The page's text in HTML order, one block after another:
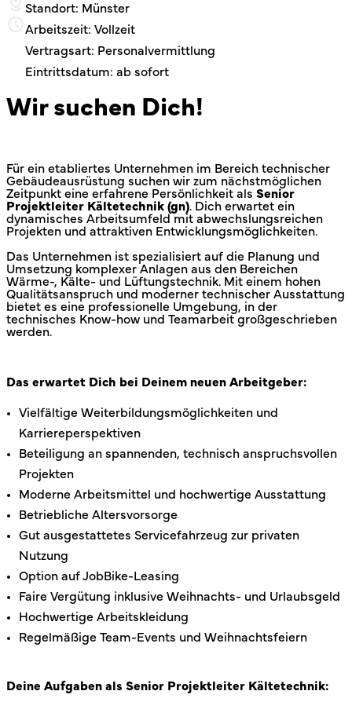
Standort: Münster
Arbeitszeit: Vollzeit
Vertragsart: Personalvermittlung
Eintrittsdatum: ab sofort
Wir suchen Dich!
Für ein etabliertes Unternehmen im Bereich technischer
Gebäudeausrüstung suchen wir zum nächstmöglichen
Zeitpunkt eine erfahrene Persönlichkeit als Senior
Projektleiter Kältetechnik (gn). Dich erwartet ein
dynamisches Arbeitsumfeld mit abwechslungsreichen
Projekten und attraktiven Entwicklungsmöglichkeiten.
Das Unternehmen ist spezialisiert auf die Planung und
Umsetzung komplexer Anlagen aus den Bereichen
Wärme-, Kälte- und Lüftungstechnik. Mit einem hohen
Qualitätsanspruch und moderner technischer Ausstattung
bietet es eine professionelle Umgebung, in der
technisches Know-how und Teamarbeit großgeschrieben
werden.
Das erwartet Dich bei Deinem neuen Arbeitgeber:
Vielfältige Weiterbildungsmöglichkeiten und
Karriereperspektiven
Beteiligung an spannenden, technisch anspruchsvollen
Projekten
Moderne Arbeitsmittel und hochwertige Ausstattung
Betriebliche Altersvorsorge
Gut ausgestattetes Servicefahrzeug zur privaten
Nutzung
Option auf JobBike-Leasing
Faire Vergütung inklusive Weihnachts- und Urlaubsgeld
Hochwertige Arbeitskleidung
Regelmäßige Team-Events und Weihnachtsfeiern
Deine Aufgaben als Senior Projektleiter Kältetechnik: